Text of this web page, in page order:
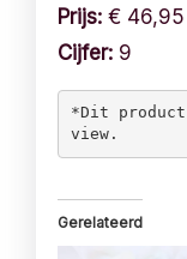
Prijs:€ 46,95
Cijfer: 9
*Dit
view.
Gerelateerd